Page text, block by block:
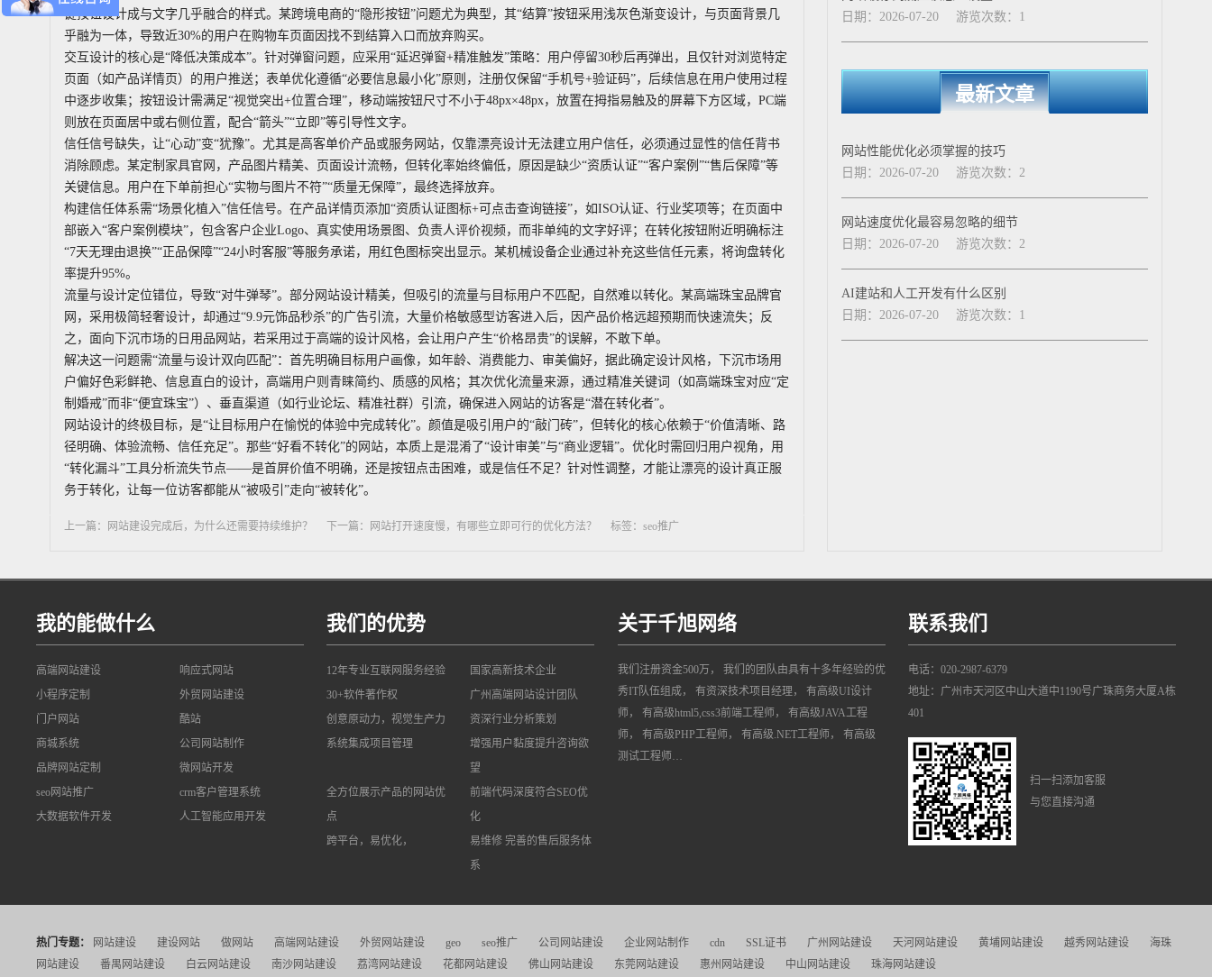
键按钮设计成与文字几乎融合的样式。某跨境电商的“隐形按钮”问题尤为典型，其“结算”按钮采用浅灰色渐变设计，与页面背景几
乎融为一体，导致近30%的用户在购物车页面因找不到结算入口而放弃购买。
交互设计的核心是“降低决策成本”。针对弹窗问题，应采用“延迟弹窗+精准触发”策略：用户停留30秒后再弹出，且仅针对浏览特定
页面（如产品详情页）的用户推送；表单优化遵循“必要信息最小化”原则，注册仅保留“手机号+验证码”，后续信息在用户使用过程
中逐步收集；按钮设计需满足“视觉突出+位置合理”，移动端按钮尺寸不小于48px×48px，放置在拇指易触及的屏幕下方区域，PC端
则放在页面居中或右侧位置，配合“箭头”“立即”等引导性文字。
信任信号缺失，让“心动”变“犹豫”。尤其是高客单价产品或服务网站，仅靠漂亮设计无法建立用户信任，必须通过显性的信任背书
消除顾虑。某定制家具官网，产品图片精美、页面设计流畅，但转化率始终偏低，原因是缺少“资质认证”“客户案例”“售后保障”等
关键信息。用户在下单前担心“实物与图片不符”“质量无保障”，最终选择放弃。
构建信任体系需“场景化植入”信任信号。在产品详情页添加“资质认证图标+可点击查询链接”，如ISO认证、行业奖项等；在页面中
部嵌入“客户案例模块”，包含客户企业Logo、真实使用场景图、负责人评价视频，而非单纯的文字好评；在转化按钮附近明确标注
“7天无理由退换”“正品保障”“24小时客服”等服务承诺，用红色图标突出显示。某机械设备企业通过补充这些信任元素，将询盘转化
率提升95%。
流量与设计定位错位，导致“对牛弹琴”。部分网站设计精美，但吸引的流量与目标用户不匹配，自然难以转化。某高端珠宝品牌官
网，采用极简轻奢设计，却通过“9.9元饰品秒杀”的广告引流，大量价格敏感型访客进入后，因产品价格远超预期而快速流失；反
之，面向下沉市场的日用品网站，若采用过于高端的设计风格，会让用户产生“价格昂贵”的误解，不敢下单。
解决这一问题需“流量与设计双向匹配”：首先明确目标用户画像，如年龄、消费能力、审美偏好，据此确定设计风格，下沉市场用
户偏好色彩鲜艳、信息直白的设计，高端用户则青睐简约、质感的风格；其次优化流量来源，通过精准关键词（如高端珠宝对应“定
制婚戒”而非“便宜珠宝”）、垂直渠道（如行业论坛、精准社群）引流，确保进入网站的访客是“潜在转化者”。
网站设计的终极目标，是“让目标用户在愉悦的体验中完成转化”。颜值是吸引用户的“敲门砖”，但转化的核心依赖于“价值清晰、路
径明确、体验流畅、信任充足”。那些“好看不转化”的网站，本质上是混淆了“设计审美”与“商业逻辑”。优化时需回归用户视角，用
“转化漏斗”工具分析流失节点——是首屏价值不明确，还是按钮点击困难，或是信任不足？针对性调整，才能让漂亮的设计真正服
务于转化，让每一位访客都能从“被吸引”走向“被转化”。
上一篇：网站建设完成后，为什么还需要持续维护？ 下一篇：网站打开速度慢，有哪些立即可行的优化方法？ 标签：seo推广
日期：2026-07-20
游览次数：1
最新文章
网站性能优化必须掌握的技巧
日期：2026-07-20
游览次数：2
网站速度优化最容易忽略的细节
日期：2026-07-20
游览次数：2
AI建站和人工开发有什么区别
日期：2026-07-20
游览次数：1
我的能做什么
高端网站建设
响应式网站
小程序定制
外贸网站建设
门户网站
酷站
商城系统
公司网站制作
品牌网站定制
微网站开发
seo网站推广
crm客户管理系统
大数据软件开发
人工智能应用开发
我们的优势
12年专业互联网服务经验
国家高新技术企业
30+软件著作权
广州高端网站设计团队
创意原动力，视觉生产力
资深行业分析策划
系统集成项目管理
增强用户黏度提升咨询欲
望
全方位展示产品的网站优
点
前端代码深度符合SEO优
化
跨平台，易优化，
易维修 完善的售后服务体
系
关于千旭网络
我们注册资金500万， 我们的团队由具有十多年经验的优
秀IT队伍组成， 有资深技术项目经理， 有高级UI设计
师， 有高级html5,css3前端工程师， 有高级JAVA工程
师， 有高级PHP工程师， 有高级.NET工程师， 有高级
测试工程师…
联系我们
电话：020-2987-6379
地址：广州市天河区中山大道中1190号广珠商务大厦A栋
401
扫一扫添加客服
与您直接沟通
热门专题： 网站建设 建设网站 做网站 高端网站建设 外贸网站建设 geo seo推广 公司网站建设 企业网站制作 cdn SSL证书 广州网站建设 天河网站建设 黄埔网站建设 越秀网站建设
海珠
网站建设
番禺网站建设 白云网站建设 南沙网站建设 荔湾网站建设 花都网站建设 佛山网站建设 东莞网站建设 惠州网站建设 中山网站建设 珠海网站建设